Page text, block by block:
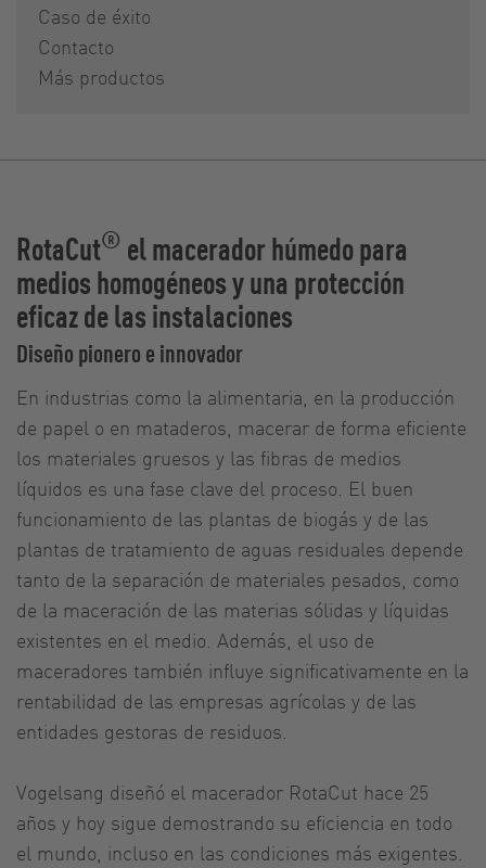
Caso de éxito
Contacto
Más productos
RotaCut® el macerador húmedo para
medios homogéneos y una protección
eficaz de las instalaciones
Diseño pionero e innovador
En industrias como la alimentaria, en la producción
de papel o en mataderos, macerar de forma eficiente
los materiales gruesos y las fibras de medios
líquidos es una fase clave del proceso. El buen
funcionamiento de las plantas de biogás y de las
plantas de tratamiento de aguas residuales depende
tanto de la separación de materiales pesados, como
de la maceración de las materias sólidas y líquidas
existentes en el medio. Además, el uso de
maceradores también influye significativamente en la
rentabilidad de las empresas agrícolas y de las
entidades gestoras de residuos.
Vogelsang diseñó el macerador RotaCut hace 25
años y hoy sigue demostrando su eficiencia en todo
el mundo, incluso en las condiciones más exigentes.